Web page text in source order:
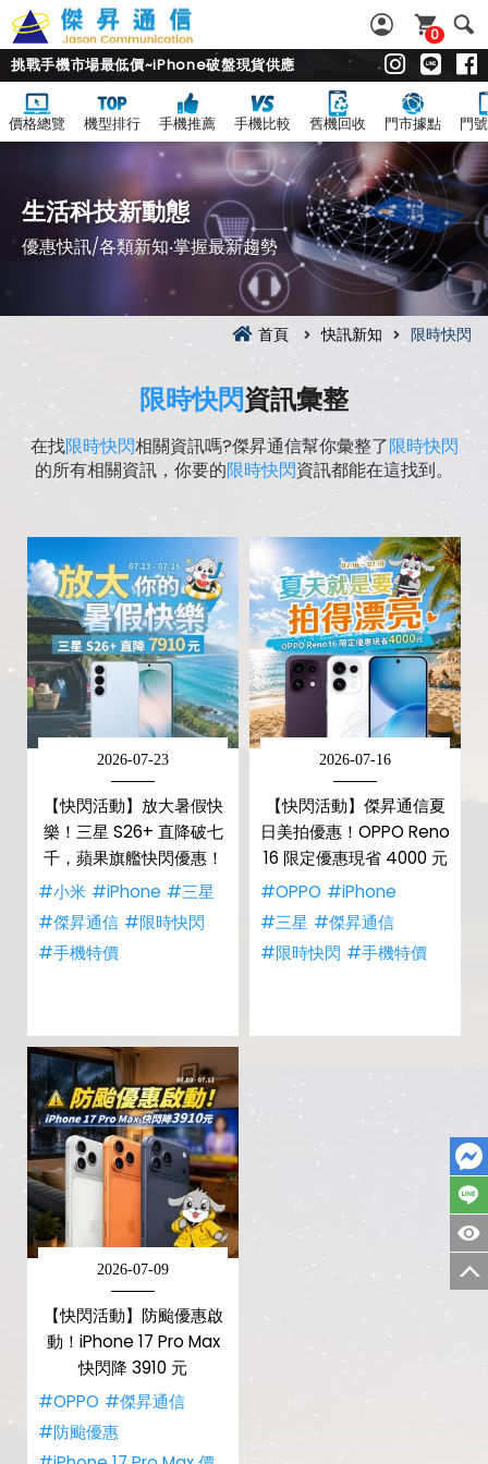
0
挑戰手機市場最低價~iPhone破盤現貨供應
價格總覽 機型排行 手機推薦 手機比較 舊機回收 門市據點 門
生活科技新動態
優惠快訊/各類新知‧掌握最新趨勢
首頁 快訊新知 限時快閃
限時快閃資訊彙整
在找限時快閃相關資訊嗎?傑昇通信幫你彙整了限時快閃
的所有相關資訊，你要的限時快閃資訊都能在這找到。
2026-07-23
【快閃活動】放大暑假快
樂！三星 S26+ 直降破七
千，蘋果旗艦快閃優惠！
#小米 #iPhone #三星
#傑昇通信 #限時快閃
#手機特價
2026-07-16
【快閃活動】傑昇通信夏
日美拍優惠！OPPO Reno
16 限定優惠現省 4000 元
#OPPO #iPhone
#三星 #傑昇通信
#限時快閃 #手機特價
2026-07-09
【快閃活動】防颱優惠啟
動！iPhone 17 Pro Max
快閃降 3910 元
#OPPO #傑昇通信
#防颱優惠